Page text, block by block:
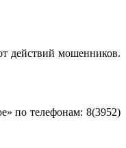
действий мошенников.
по телефонам: 8(3952)